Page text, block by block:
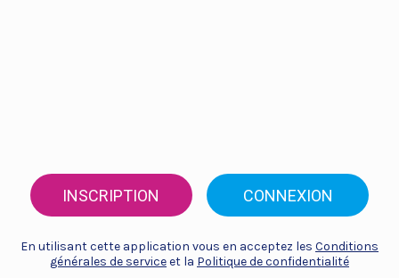
INSCRIPTION CONNEXION
En utilisant cette application vous en acceptez les Conditions
générales de serviceet la Politique de confidentialité